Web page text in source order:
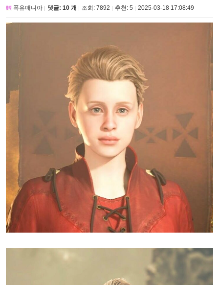
폭유매니아 댓글: 10 개 조회: 7892 추천: 5 2025-03-18 17:08:49